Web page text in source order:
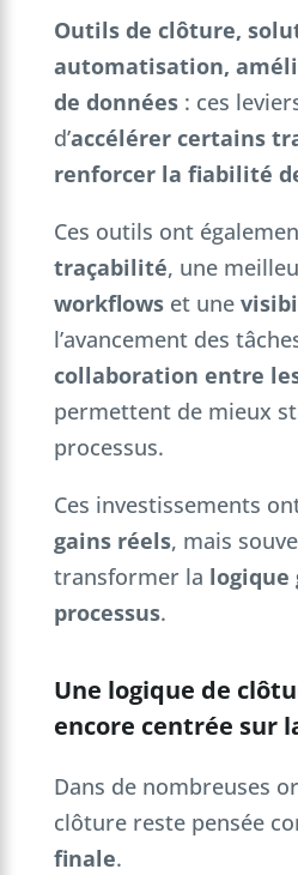
Outils de clôture,
automatisation,
de données: ces
d’accélérer certains
renforcer la fiabilité
Ces outils ont
traçabilité, une
workflowset une
l’avancement des
collaboration entre
permettent de mieux
processus.
Ces investissements
gains réels, mais
transformer la logique
processus.
Une logique de
encore centrée sur
Dans de nombreuses
clôture reste pensée
finale.